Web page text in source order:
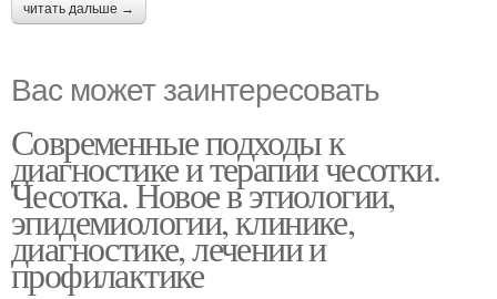
читать дальше →
Вас может заинтересовать
Современные подходы к
диагностике и терапии чесотки.
Чесотка. Новое в этиологии,
эпидемиологии, клинике,
диагностике, лечении и
профилактике